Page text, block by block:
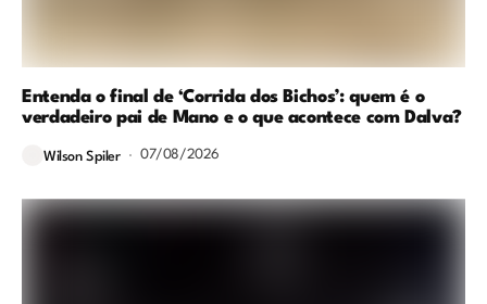
Entenda o final de ‘Corrida dos Bichos’: quem é o
verdadeiro pai de Mano e o que acontece com Dalva?
Wilson Spiler 07/08/2026